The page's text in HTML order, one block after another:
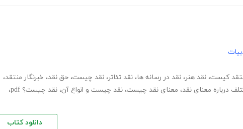
کیست، نقد هنر، نقد در رسانه ها، نقد تئاتر، نقد چیست، حق نقد، خبرنگار منتقد،
درباره معنای نقد، معنای نقد چیست، نقد چیست و انواع آن، نقد چیست؟ pdf
،
دانلود کتاب